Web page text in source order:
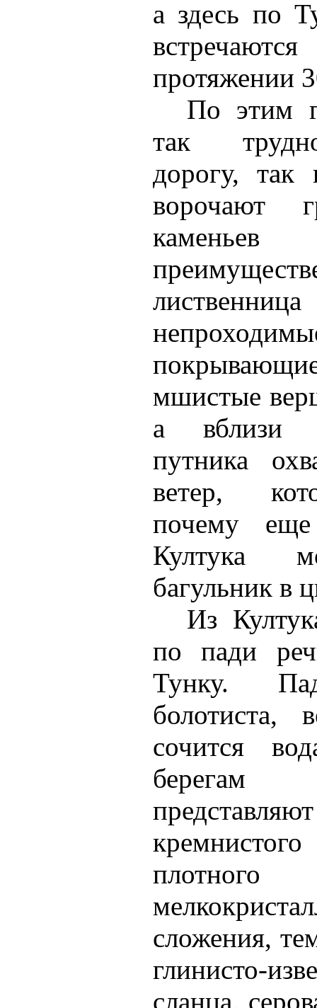
а здесь по
протяжении
По этим
так
дорогу, так
ворочают
мшистые
а вблизи
путника
ветер,
почему
Култука
багульник в
Из
по пади
Тунку.
болотиста,
сочится
берегам
плотного
сложения,
глинисто-
сланца,